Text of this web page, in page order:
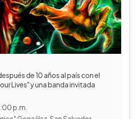
de 10 años al país con el
Lives" y una banda invitada
p.m.